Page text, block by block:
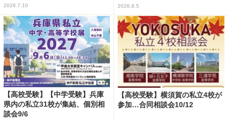
2026.7.10 2026.8.5
【高校受験】【中学受験】兵庫
県内の私立31校が集結、個別相
談会9/6
【高校受験】横須賀の私立4校が
参加…合同相談会10/12